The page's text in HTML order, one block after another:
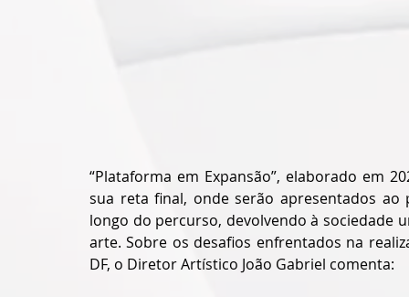
“Plataforma em Expansão”, elaborado em
sua reta final, onde serão apresentados ao
longo do percurso, devolvendo à sociedade
arte. Sobre os desafios enfrentados na
DF, o Diretor Artístico João Gabriel comenta: